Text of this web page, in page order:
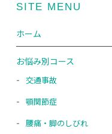
SITE MENU
ホーム
お悩み別コース
交通事故
顎関節症
腰痛・脚のしびれ